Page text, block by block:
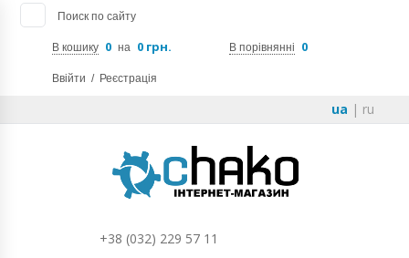
Поиск по сайту
В кошику 0 на 0 грн. В порівнянні 0
Ввійти / Реєстрація
ua | ru
+38 (032) 229 57 11